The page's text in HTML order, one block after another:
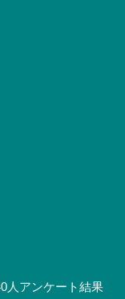
人アンケート結果